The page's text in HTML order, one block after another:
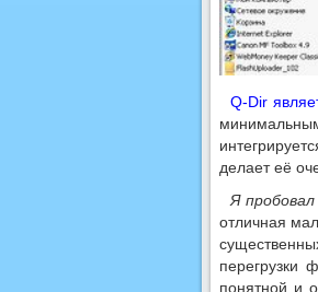
Q-Dir
делает её
Я
отличная
перегрузки
понятной и